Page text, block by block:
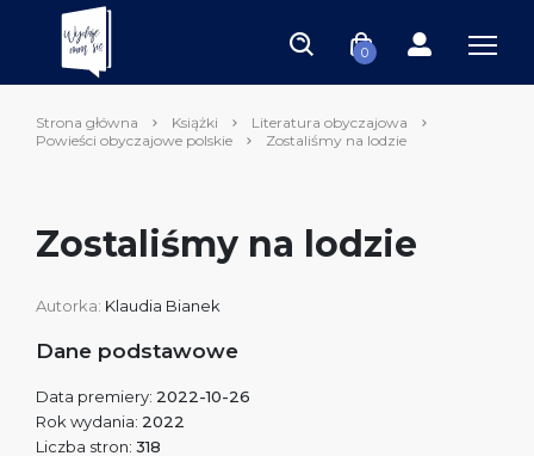
0
Strona główna Książki
Literatura obyczajowa
Powieści obyczajowe polskie
Zostaliśmy na lodzie
Zostaliśmy na lodzie
Autorka: Klaudia Bianek
Dane podstawowe
Data premiery: 2022-10-26
Rok wydania: 2022
Liczba stron: 318